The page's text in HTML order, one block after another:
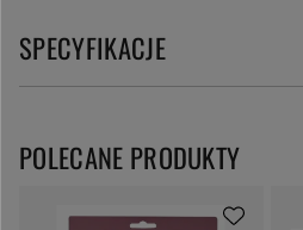
SPECYFIKACJE
POLECANE PRODUKTY